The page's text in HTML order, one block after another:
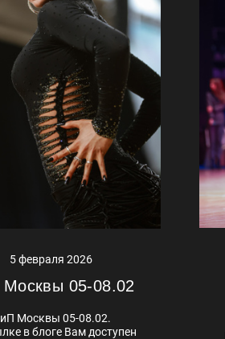
5 февраля 2026
05-08.02
Москвы 05-08.02.
в блоге Вам доступен